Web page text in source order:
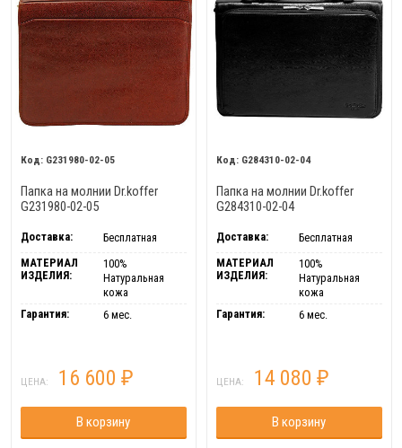
G231980-02-05
Папка на молнии Dr.koffer
G231980-02-05
Доставка:
Бесплатная
МАТЕРИАЛ
ИЗДЕЛИЯ:
100%
Натуральная
кожа
Гарантия:
6 мес.
ЦЕНА: 16 600 ₽
В корзину
G284310-02-04
Папка на молнии Dr.koffer
G284310-02-04
Доставка:
Бесплатная
МАТЕРИАЛ
ИЗДЕЛИЯ:
100%
Натуральная
кожа
Гарантия:
6 мес.
ЦЕНА: 14 080 ₽
В корзину